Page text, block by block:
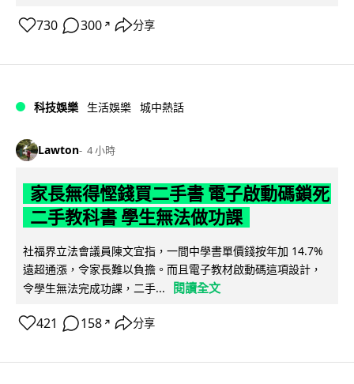
730 300 ↗ 分享
科技娛樂 生活娛樂 城中熱話
Lawton 4 小時
家長無得慳錢買二手書 電子啟動碼鎖死
二手教科書 學生無法做功課
社福界立法會議員陳文宜指，一間中學書單價錢按年加 14.7%
遠超通漲，令家長難以負擔。而且電子教材啟動碼這項設計，
令學生無法完成功課，二手...
閱讀全文
421 158 ↗ 分享